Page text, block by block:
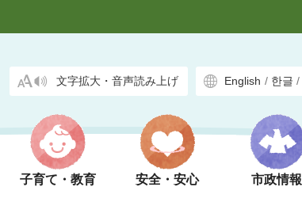
文字拡大・音声読み上げ English / 한글 /
子育て・教育 安全・安心 市政情報